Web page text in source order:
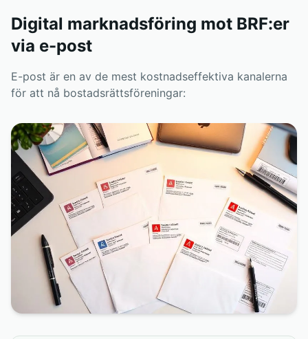
Digital marknadsföring mot BRF:er
via e-post
E-post är en av de mest kostnadseffektiva kanalerna
för att nå bostadsrättsföreningar: